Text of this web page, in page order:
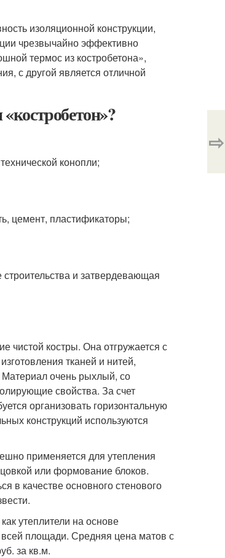
изоляционной конструкции,
чрезвычайно эффективно
термос из костробетона»,
с другой является отличной
конопли;
цемент, пластификаторы;
и затвердевающая
чистой костры. Она отгружается с
тканей и нитей,
Материал очень рыхлый, со
свойства. За счет
организовать горизонтальную
конструкций используются
применяется для утепления
или формование блоков.
в качестве основного стенового
утеплители на основе
площади. Средняя цена матов с
за кв.м.
⇨